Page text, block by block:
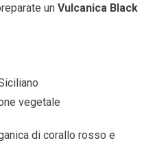
unVulcanica Black
vegetale
di corallo rosso e